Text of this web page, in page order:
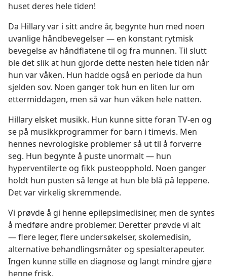
huset deres hele tiden!
Da Hillary var i sitt andre år, begynte hun med noen
uvanlige håndbevegelser — en konstant rytmisk
bevegelse av håndflatene til og fra munnen. Til slutt
ble det slik at hun gjorde dette nesten hele tiden når
hun var våken. Hun hadde også en periode da hun
sjelden sov. Noen ganger tok hun en liten lur om
ettermiddagen, men så var hun våken hele natten.
Hillary elsket musikk. Hun kunne sitte foran TV-en og
se på musikkprogrammer for barn i timevis. Men
hennes nevrologiske problemer så ut til å forverre
seg. Hun begynte å puste unormalt — hun
hyperventilerte og fikk pusteopphold. Noen ganger
holdt hun pusten så lenge at hun ble blå på leppene.
Det var virkelig skremmende.
Vi prøvde å gi henne epilepsimedisiner, men de syntes
å medføre andre problemer. Deretter prøvde vi alt
— flere leger, flere undersøkelser, skolemedisin,
alternative behandlingsmåter og spesialterapeuter.
Ingen kunne stille en diagnose og langt mindre gjøre
henne frisk.